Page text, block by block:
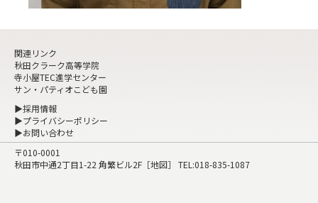
関連リンク
秋田クラーク高等学院
寺小屋TEC進学センター
サン・パティオこども園
▶採用情報
▶プライバシーポリシー
▶お問い合わせ
〒010-0001
秋田市中通2丁目1-22 角繁ビル2F［地図］ TEL:018-835-1087